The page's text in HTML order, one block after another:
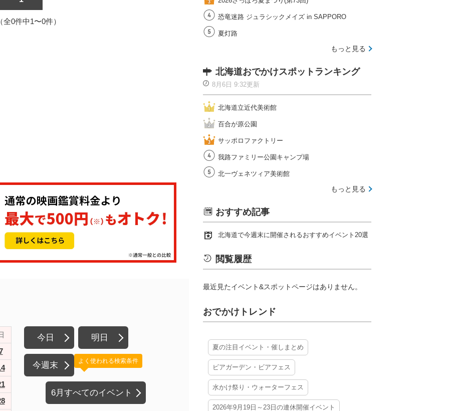
全0件中1〜0件）
今日 明日
今週末
6月すべてのイベント
よく使われる検索条件
恐竜迷路 ジュラシックメイズ in SAPPORO
夏灯路
もっと見る
北海道おでかけスポットランキング
8月6日 9:32更新
北海道立近代美術館
百合が原公園
サッポロファクトリー
我路ファミリー公園キャンプ場
北一ヴェネツィア美術館
もっと見る
おすすめ記事
北海道で今週末に開催されるおすすめイベント20選
閲覧履歴
最近見たイベント&スポットページはありません。
おでかけトレンド
夏の注目イベント・催しまとめ
ビアガーデン・ビアフェス
水かけ祭り・ウォーターフェス
2026年9月19日～23日の連休開催イベント